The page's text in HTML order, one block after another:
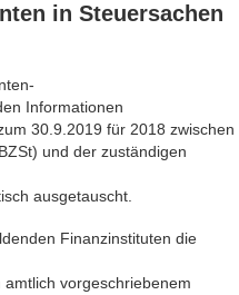
in Steuersachen
Informationen
30.9.2019 für 2018 zwischen
und der zuständigen
ausgetauscht.
Finanzinstituten die
vorgeschriebenem